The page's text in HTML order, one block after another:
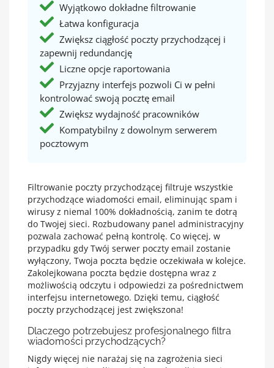
Wyjątkowo dokładne filtrowanie
Łatwa konfiguracja
Zwiększ ciągłość poczty przychodzącej i
zapewnij redundancję
Liczne opcje raportowania
Przyjazny interfejs pozwoli Ci w pełni
kontrolować swoją pocztę email
Zwiększ wydajność pracowników
Kompatybilny z dowolnym serwerem
pocztowym
Filtrowanie poczty przychodzącej filtruje wszystkie
przychodzące wiadomości email, eliminując spam i
wirusy z niemal 100% dokładnością, zanim te dotrą
do Twojej sieci. Rozbudowany panel administracyjny
pozwala zachować pełną kontrolę. Co więcej, w
przypadku gdy Twój serwer poczty email zostanie
wyłączony, Twoja poczta będzie oczekiwała w kolejce.
Zakolejkowana poczta będzie dostępna wraz z
możliwością odczytu i odpowiedzi za pośrednictwem
interfejsu internetowego. Dzięki temu, ciągłość
poczty przychodzącej jest zwiększona!
Dlaczego potrzebujesz profesjonalnego filtra
wiadomości przychodzących?
Nigdy więcej nie narażaj się na zagrożenia sieci